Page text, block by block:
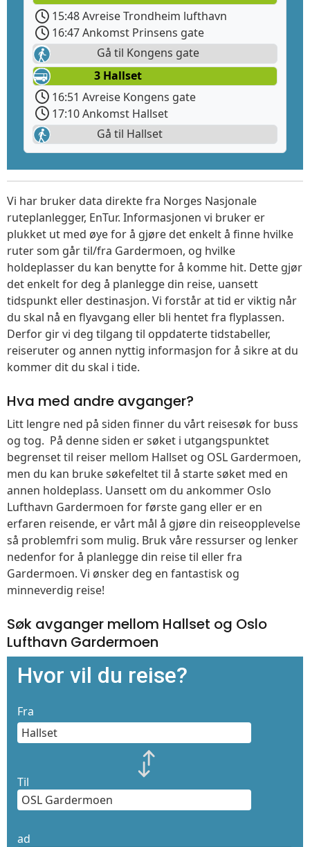
15:48 Avreise Trondheim lufthavn
16:47 Ankomst Prinsens gate
Gå til Kongens gate
3 Hallset
16:51 Avreise Kongens gate
17:10 Ankomst Hallset
Gå til Hallset
Vi har bruker data direkte fra Norges Nasjonale
ruteplanlegger, EnTur. Informasjonen vi bruker er
plukket ut med øye for å gjøre det enkelt å finne hvilke
ruter som går til/fra Gardermoen, og hvilke
holdeplasser du kan benytte for å komme hit. Dette gjør
det enkelt for deg å planlegge din reise, uansett
tidspunkt eller destinasjon. Vi forstår at tid er viktig når
du skal nå en flyavgang eller bli hentet fra flyplassen.
Derfor gir vi deg tilgang til oppdaterte tidstabeller,
reiseruter og annen nyttig informasjon for å sikre at du
kommer dit du skal i tide.
Hva med andre avganger?
Litt lengre ned på siden finner du vårt reisesøk for buss
og tog. På denne siden er søket i utgangspunktet
begrenset til reiser mellom Hallset og OSL Gardermoen,
men du kan bruke søkefeltet til å starte søket med en
annen holdeplass. Uansett om du ankommer Oslo
Lufthavn Gardermoen for første gang eller er en
erfaren reisende, er vårt mål å gjøre din reiseopplevelse
så problemfri som mulig. Bruk våre ressurser og lenker
nedenfor for å planlegge din reise til eller fra
Gardermoen. Vi ønsker deg en fantastisk og
minneverdig reise!
Søk avganger mellom Hallset og Oslo
Lufthavn Gardermoen
Hvor vil du reise?
Fra
Til
ad